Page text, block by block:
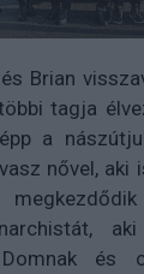
Brian
tagja
a
nővel, aki
és